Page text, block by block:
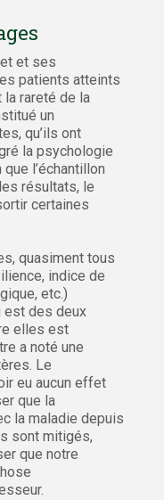
et ses
patients atteints
la rareté de la
un
qu’ils ont
la psychologie
l’échantillon
résultats, le
certaines
quasiment tous
indice de
etc.)
est des deux
elles est
a noté une
Le
eu aucun effet
que la
la maladie depuis
sont mitigés,
que notre